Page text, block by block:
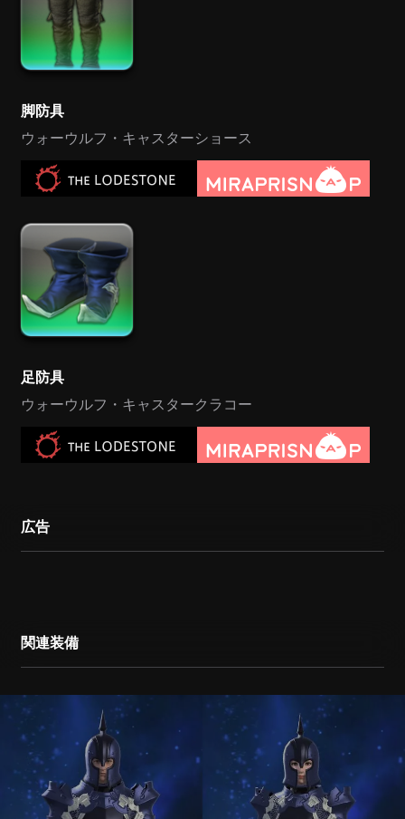
脚防具
ウォーウルフ・キャスターショース
足防具
ウォーウルフ・キャスタークラコー
広告
関連装備